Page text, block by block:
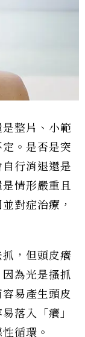
整片、小範
。是否是突
行消退還是
情形嚴重且
對症治療，
，但頭皮癢
為光是搔抓
易產生頭皮
落入「癢」
循環。